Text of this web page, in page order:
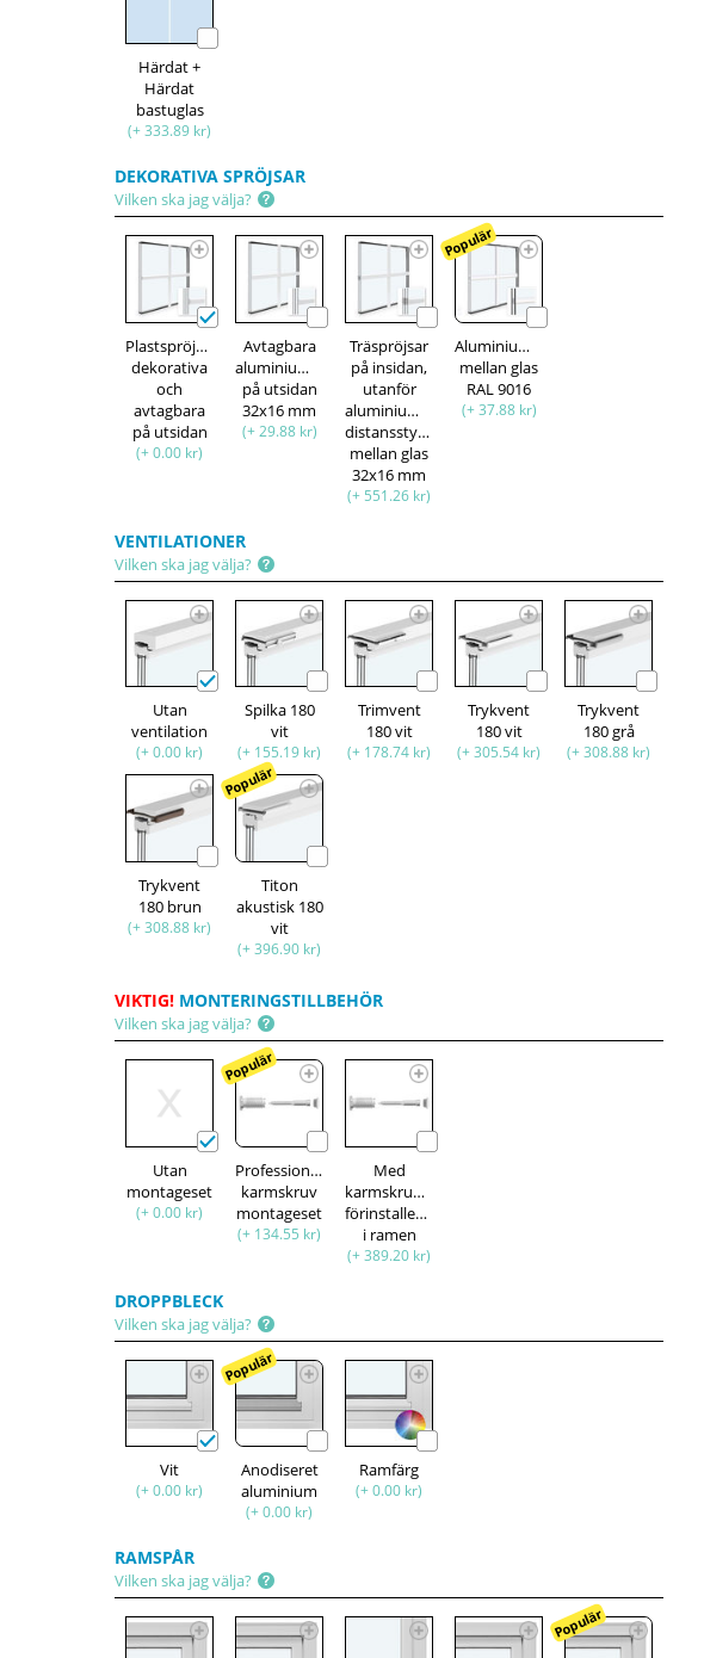
Härdat +
Härdat
bastuglas
(+ 333.89 kr)
DEKORATIVA SPRÖJSAR
Vilken ska jag välja?
Plastspröjsar,
dekorativa
och
avtagbara
på utsidan
(+ 0.00 kr)
Avtagbara
aluminiumspröjsar,
på utsidan
32x16 mm
(+ 29.88 kr)
Träspröjsar
på insidan,
utanför
aluminiumspröjsar,
distansstycke
mellan glas
32x16 mm
(+ 551.26 kr)
Populär
Aluminiumspröjsar
mellan glas
RAL 9016
(+ 37.88 kr)
VENTILATIONER
Vilken ska jag välja?
Utan
ventilation
(+ 0.00 kr)
Spilka 180
vit
(+ 155.19 kr)
Trimvent
180 vit
(+ 178.74 kr)
Trykvent
180 vit
(+ 305.54 kr)
Trykvent
180 grå
(+ 308.88 kr)
Trykvent
180 brun
(+ 308.88 kr)
Populär
Titon
akustisk 180
vit
(+ 396.90 kr)
VIKTIG! MONTERINGSTILLBEHÖR
Vilken ska jag välja?
Utan
montageset
(+ 0.00 kr)
Populär
Professionell
karmskruv
montageset
(+ 134.55 kr)
Med
karmskruvar
förinstallerade
i ramen
(+ 389.20 kr)
DROPPBLECK
Vilken ska jag välja?
Vit
(+ 0.00 kr)
Populär
Anodiseret
aluminium
(+ 0.00 kr)
Ramfärg
(+ 0.00 kr)
RAMSPÅR
Vilken ska jag välja?
Populär